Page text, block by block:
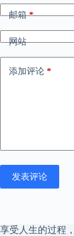
邮箱*
网站
添加评论 *
发表评论
享受人生的过程